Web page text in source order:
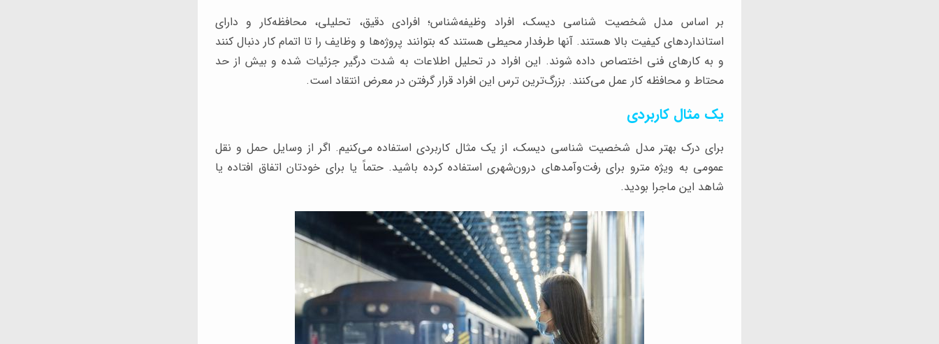
بر اساس مدل شخصیت شناسی دیسک، افراد وظیفه‌شناس؛ افرادی دقیق، تحلیلی، محافظه‌کار و دارای
استانداردهای کیفیت بالا هستند. آنها طرفدار محیطی هستند که بتوانند پروژه‌ها و وظایف را تا اتمام کار دنبال کنند
و به کارهای فنی اختصاص داده شوند. این افراد در تحلیل اطلاعات به شدت درگیر جزئیات شده و بیش از حد
محتاط و محافظه کار عمل می‌کنند. بزرگ‌ترین ترس این افراد قرار گرفتن در معرض انتقاد است.
یک مثال کاربردی
برای درک بهتر مدل شخصیت شناسی دیسک، از یک مثال کاربردی استفاده می‌کنیم. اگر از وسایل حمل و نقل
عمومی به ویژه مترو برای رفت‌وآمدهای درون‌شهری استفاده کرده باشید. حتماً یا برای خودتان اتفاق افتاده یا
شاهد این ماجرا بودید.